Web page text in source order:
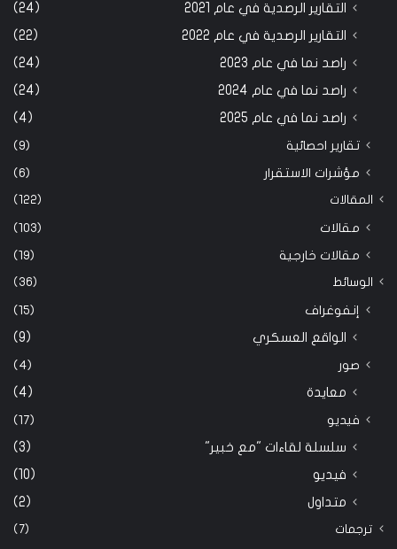
التقارير الرصدية في عام 2021
(24)
التقارير الرصدية في عام 2022
(22)
راصد نما في عام 2023
(24)
راصد نما في عام 2024
(24)
راصد نما في عام 2025
(4)
تقارير احصائية (9)
مؤشرات الاستقرار (6)
المقالات (122)
مقالات (103)
مقالات خارجية (19)
الوسائط (36)
إنفوغراف (15)
الواقع العسكري (9)
صور (4)
معايدة (4)
فيديو (17)
سلسلة لقاءات "مع خبير"
(3)
فيديو
(10)
متداول
(2)
ترجمات (7)